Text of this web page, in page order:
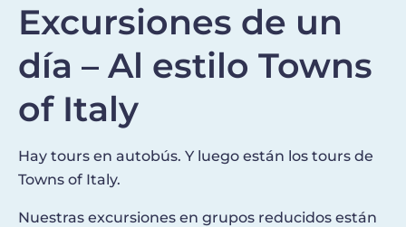
Excursiones de un
día – Al estilo Towns
of Italy
Hay tours en autobús. Y luego están los tours de
Towns of Italy.
Nuestras excursiones en grupos reducidos están